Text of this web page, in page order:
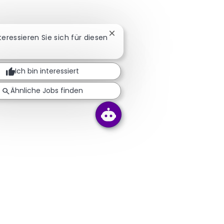
Sie sich für diesen Chatbot-Benachrichtigung
Ich bin interessiert
Ähnliche Jobs finden